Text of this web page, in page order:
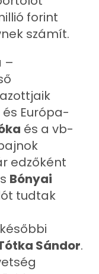
forint
számít.
–
Európa-
és a vb-
edzőként
Bónyai
tudtak
Sándor.